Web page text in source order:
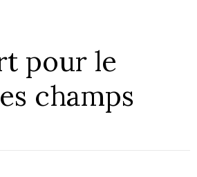
pour le
champs